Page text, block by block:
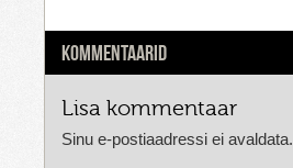
KOMMENTAARID
Lisa kommentaar
Sinu e-postiaadressi ei avaldata.